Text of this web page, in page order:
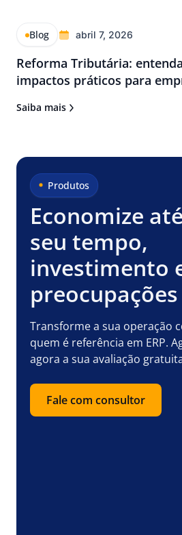
Blog abril 7, 2026
Reforma Tributária:
impactos práticos para
Saiba mais
Produtos
Economize
seu tempo,
investimento
preocupações
Transforme a sua operação
quem é referência em ERP.
agora a sua avaliação
Fale com consultor